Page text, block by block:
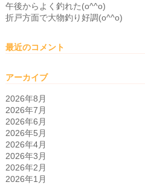
午後からよく釣れた(o^^o)
折戸方面で大物釣り好調(o^^o)
最近のコメント
アーカイブ
2026年8月
2026年7月
2026年6月
2026年5月
2026年4月
2026年3月
2026年2月
2026年1月